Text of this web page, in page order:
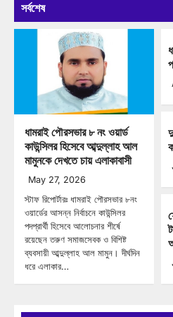
সর্বশেষ
ধামরাই পৌরসভার ৮ নং ওয়ার্ড
কাউন্সিলর হিসেবে আব্দুল্লাহ আল
মামুনকে দেখতে চায় এলাকাবাসী
May 27, 2026
স্টাফ রিপোর্টারঃ ধামরাই পৌরসভার ৮নং
ওয়ার্ডের আসন্ন নির্বাচনে কাউন্সিলর
পদপ্রার্থী হিসেবে আলোচনার শীর্ষে
রয়েছেন তরুণ সমাজসেবক ও বিশিষ্ট
ব্যবসায়ী আব্দুল্লাহ আল মামুন। দীর্ঘদিন
ধরে এলাকার…